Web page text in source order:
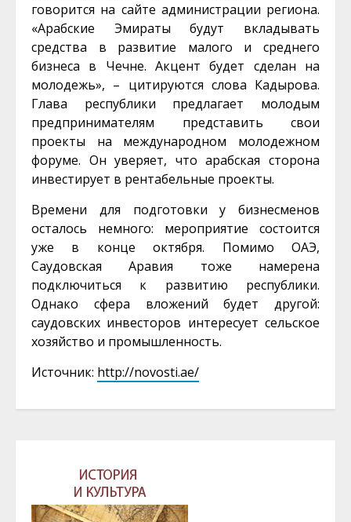
говорится на сайте администрации региона.
«Арабские Эмираты будут вкладывать
средства в развитие малого и среднего
бизнеса в Чечне. Акцент будет сделан на
молодежь», – цитируются слова Кадырова.
Глава республики предлагает молодым
предпринимателям представить свои
проекты на международном молодежном
форуме. Он уверяет, что арабская сторона
инвестирует в рентабельные проекты.
Времени для подготовки у бизнесменов
осталось немного: мероприятие состоится
уже в конце октября. Помимо ОАЭ,
Саудовская Аравия тоже намерена
подключиться к развитию республики.
Однако сфера вложений будет другой:
саудовских инвесторов интересует сельское
хозяйство и промышленность.
Источник: http://novosti.ae/